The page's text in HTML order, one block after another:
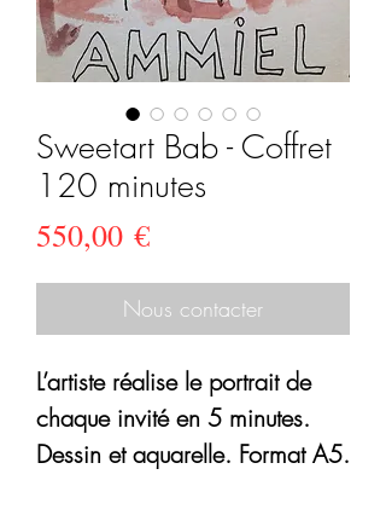
Sweetart Bab - Coffret
120 minutes
550,00 €Prix
Nous contacter
L’artiste réalise le portrait de
chaque invité en 5 minutes.
Dessin et aquarelle. Format A5.